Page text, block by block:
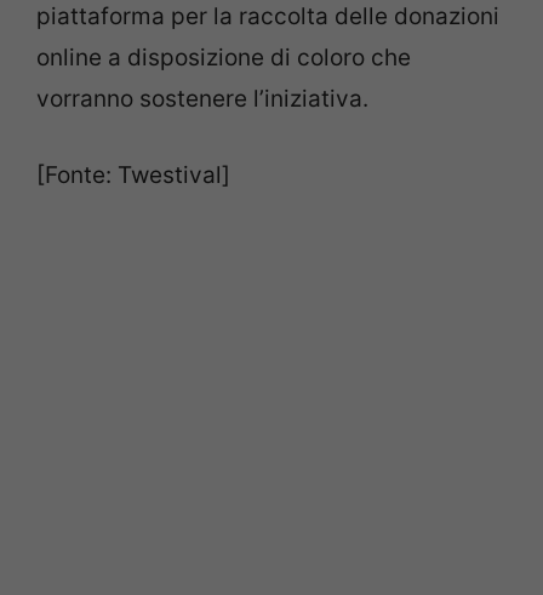
piattaforma per la raccolta delle donazioni
online a disposizione di coloro che
vorranno sostenere l’iniziativa.
[Fonte: Twestival]